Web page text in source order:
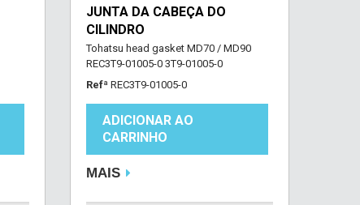
JUNTA DA CABEÇA DO
CILINDRO
Tohatsu head gasket MD70 / MD90
REC3T9-01005-0 3T9-01005-0
Refª REC3T9-01005-0
ADICIONAR AO
CARRINHO
MAIS